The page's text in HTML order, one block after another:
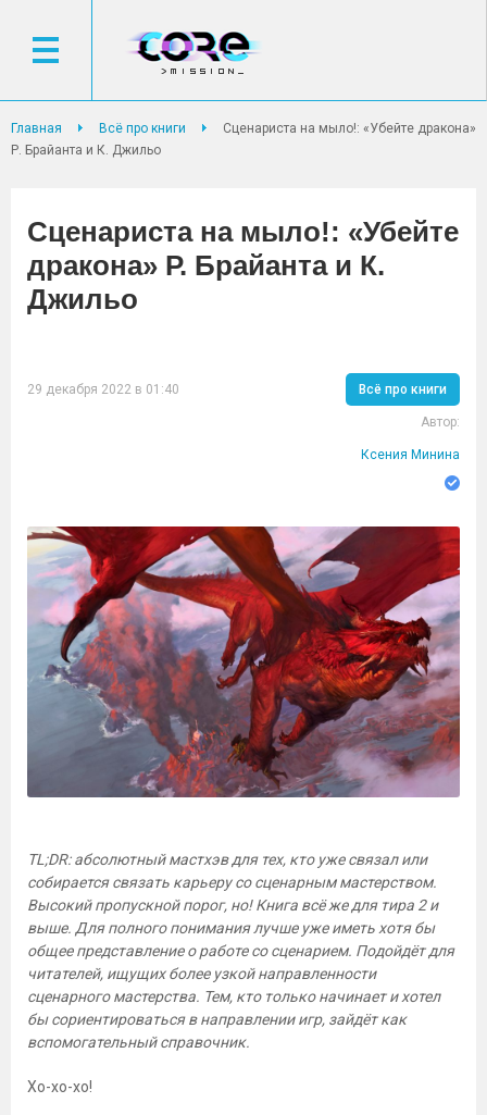
Главная Всё про книги
Сценариста на мыло!: «Убейте дракона»
Р. Брайанта и К. Джильо
Сценариста на мыло!: «Убейте
дракона» Р. Брайанта и К.
Джильо
29 декабря 2022 в 01:40 Всё про книги
Автор:
Ксения Минина
TL;DR: абсолютный мастхэв для тех, кто уже связал или
собирается связать карьеру со сценарным мастерством.
Высокий пропускной порог, но! Книга всё же для тира 2 и
выше. Для полного понимания лучше уже иметь хотя бы
общее представление о работе со сценарием. Подойдёт для
читателей, ищущих более узкой направленности
сценарного мастерства. Тем, кто только начинает и хотел
бы сориентироваться в направлении игр, зайдёт как
вспомогательный справочник.
Хо-хо-хо!